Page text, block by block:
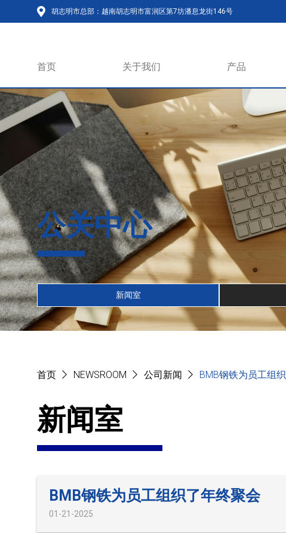
胡志明市总部：越南胡志明市富润区第7坊潘息龙街146号
首页 关于我们 产品
公关中心
新闻室
首页 NEWSROOM 公司新闻 BMB钢铁为员工组
新闻室
BMB钢铁为员工组织了年终聚会
01-21-2025